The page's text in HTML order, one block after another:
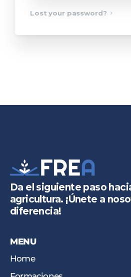
Lost your password?
Da el siguiente paso
agricultura. ¡Únete a
diferencia!
MENU
Home